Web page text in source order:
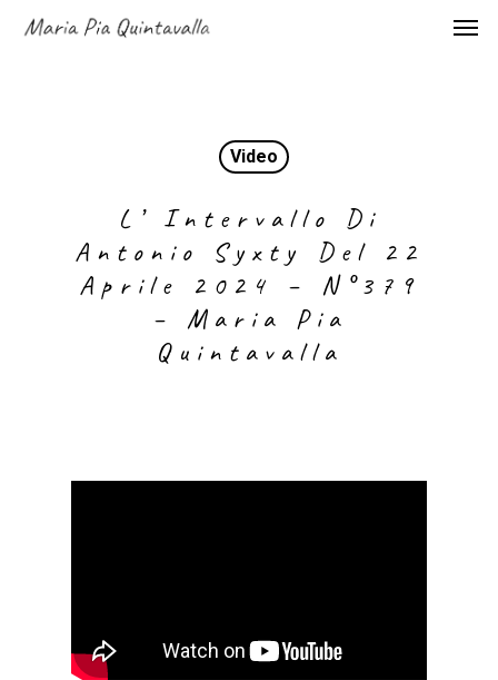
Video
L’ Intervallo Di
Antonio Syxty Del 22
Aprile 2024 – N°379
– Maria Pia
Quintavalla